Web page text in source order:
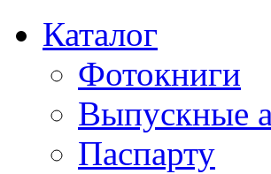
Каталог
Фотокниги
Выпускные
Паспарту